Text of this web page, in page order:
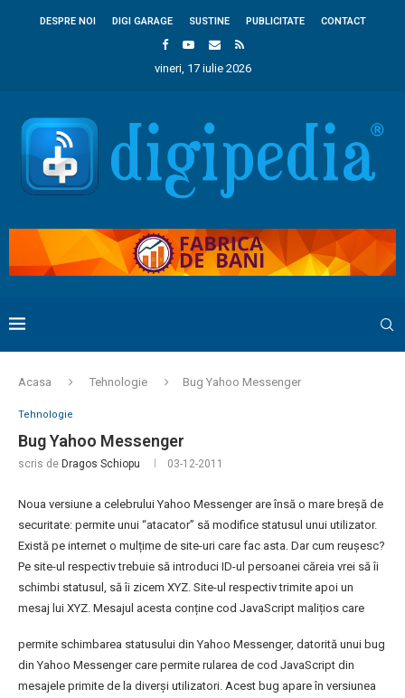
DESPRE NOI DIGI GARAGE SUSTINE PUBLICITATE CONTACT
vineri, 17 iulie 2026
Acasa Tehnologie Bug Yahoo Messenger
Tehnologie
Bug Yahoo Messenger
scris de Dragos Schiopu 03-12-2011
Noua versiune a celebrului Yahoo Messenger are însă o mare breșă de
securitate: permite unui “atacator” să modifice statusul unui utilizator.
Există pe internet o mulțime de site-uri care fac asta. Dar cum reușesc?
Pe site-ul respectiv trebuie să introduci ID-ul persoanei căreia vrei să îi
schimbi statusul, să îi zicem XYZ. Site-ul respectiv trimite apoi un
mesaj lui XYZ. Mesajul acesta conține cod JavaScript malițios care
permite schimbarea statusului din Yahoo Messenger, datorită unui bug
din Yahoo Messenger care permite rularea de cod JavaScript din
mesajele primite de la diverși utilizatori. Acest bug apare în versiunea